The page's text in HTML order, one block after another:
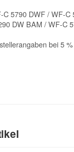
5790 DWF / WF-C
DW BAM / WF-C
bei 5